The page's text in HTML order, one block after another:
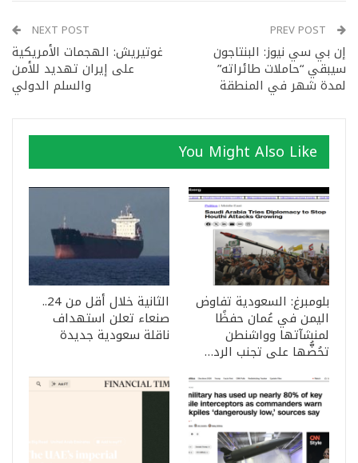
إن بي سي نيوز: البنتاجون
سيبقي “حاملات طائراته”
لمدة شهر في المنطقة
NEXT POST
غوتيريش: الهجمات الأمريكية
على إيران تهديد للأمن
والسلم الدولي
You Might Also Like
بلومبرغ: السعودية تفاوض
اليمن في عُمان حفظًا
لمنشآتها وواشنطن
تحُضُّها على تجنب الرد…
الثانية خلال أقل من 24..
صنعاء تعلن استهداف
ناقلة سعودية جديدة